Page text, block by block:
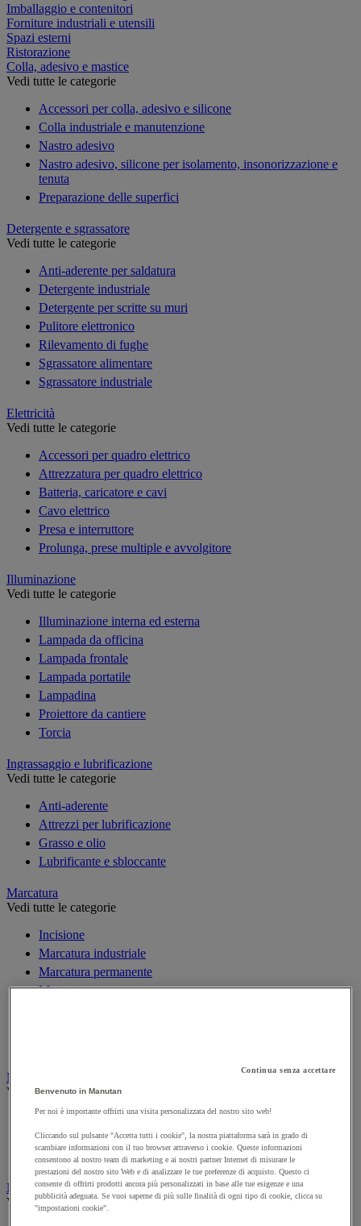
Imballaggio e contenitori
Forniture industriali e utensili
Spazi esterni
Ristorazione
Colla, adesivo e mastice
Vedi tutte le categorie
Accessori per colla, adesivo e silicone
Colla industriale e manutenzione
Nastro adesivo
Nastro adesivo, silicone per isolamento, insonorizzazione e
tenuta
Preparazione delle superfici
Detergente e sgrassatore
Vedi tutte le categorie
Anti-aderente per saldatura
Detergente industriale
Detergente per scritte su muri
Pulitore elettronico
Rilevamento di fughe
Sgrassatore alimentare
Sgrassatore industriale
Elettricità
Vedi tutte le categorie
Accessori per quadro elettrico
Attrezzatura per quadro elettrico
Batteria, caricatore e cavi
Cavo elettrico
Presa e interruttore
Prolunga, prese multiple e avvolgitore
Illuminazione
Vedi tutte le categorie
Illuminazione interna ed esterna
Lampada da officina
Lampada frontale
Lampada portatile
Lampadina
Proiettore da cantiere
Torcia
Ingrassaggio e lubrificazione
Vedi tutte le categorie
Anti-aderente
Attrezzi per lubrificazione
Grasso e olio
Lubrificante e sbloccante
Marcatura
Vedi tutte le categorie
Incisione
Marcatura industriale
Marcatura permanente
Marcatura temporanea
Materiali per la finitura e l'edilizia
Vedi tutte le categorie
Cemento, calcestruzzo e conglomerato bituminoso
Colla e pareti da pavimento
Mortaio
Minuteria
Vedi tutte le categorie
Continua senza accettare
Benvenuto in Manutan
Per noi è importante offrirti una visita personalizzata del nostro sito web!
Cliccando sul pulsante "Accetta tutti i cookie", la nostra piattaforma sarà in grado di
scambiare informazioni con il tuo browser attraverso i cookie. Queste informazioni
consentono al nostro team di marketing e ai nostri partner Internet di misurare le
prestazioni del nostro sito Web e di analizzare le tue preferenze di acquisto. Questo ci
consente di offrirti prodotti ancora più personalizzati in base alle tue esigenze e una
pubblicità adeguata. Se vuoi saperne di più sulle finalità di ogni tipo di cookie, clicca su
"impostazioni cookie".